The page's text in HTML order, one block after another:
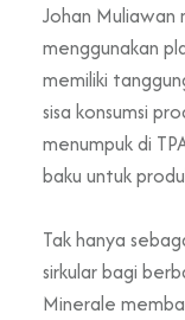
Johan Muliawan
menggunakan
memiliki
sisa konsumsi
menumpuk di
baku untuk
Tak hanya
sirkular bagi
Minerale